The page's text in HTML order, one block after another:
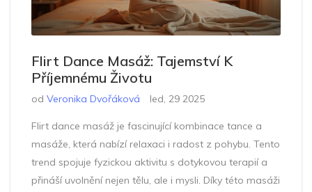
Flirt Dance Masáž: Tajemství K
Příjemnému Životu
od Veronika Dvořáková led, 29 2025
Flirt dance masáž je fascinující kombinace tance a
masáže, která nabízí relaxaci i radost z pohybu. Tento
trend spojuje fyzickou aktivitu s dotykovou terapií a
přináší uvolnění nejen tělu, ale i mysli. Díky této masáži